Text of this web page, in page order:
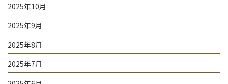
2025年10月
2025年9月
2025年8月
2025年7月